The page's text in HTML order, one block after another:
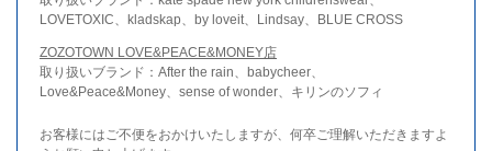
LOVETOXIC、kladskap、by loveit、Lindsay、BLUE CROSS
ZOZOTOWN LOVE&PEACE&MONEY店
取り扱いブランド：After the rain、babycheer、
Love&Peace&Money、sense of wonder、キリンのソフィ
お客様にはご不便をおかけいたしますが、何卒ご理解いただきますよ